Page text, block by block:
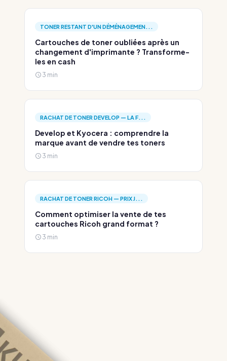
TONER RESTANT D'UN DÉMÉNAGEMEN...
Cartouches de toner oubliées après un
changement d'imprimante ? Transforme-
les en cash
3 min
RACHAT DE TONER DEVELOP — LA F...
Develop et Kyocera : comprendre la
marque avant de vendre tes toners
3 min
RACHAT DE TONER RICOH — PRIX J...
Comment optimiser la vente de tes
cartouches Ricoh grand format ?
3 min